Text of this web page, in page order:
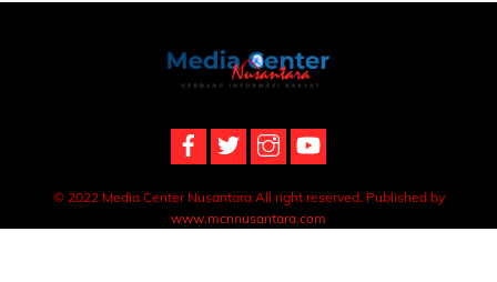
Back
To
© 2022 Media Center Nusantara All right reserved. Published by
www.mcnnusantara.com